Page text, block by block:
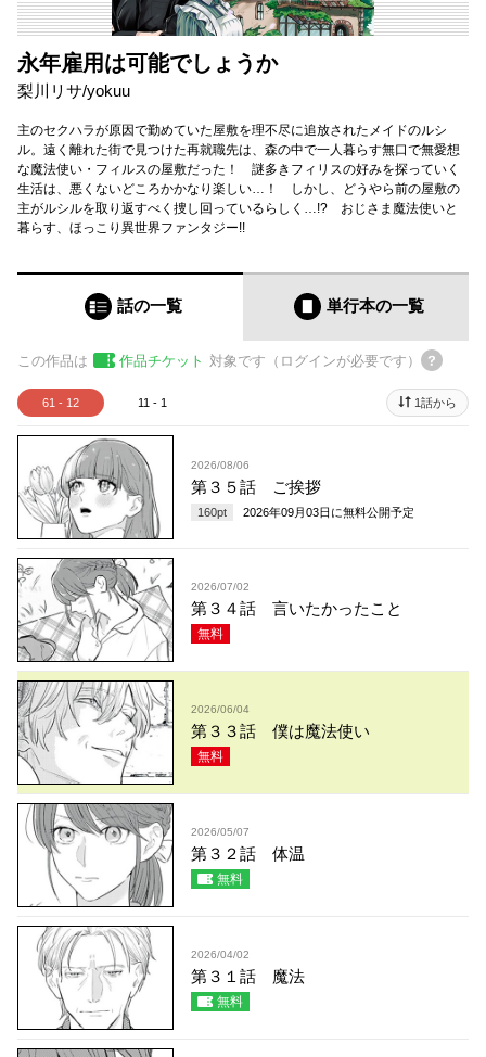
永年雇用は可能でしょうか
梨川リサ/yokuu
主のセクハラが原因で勤めていた屋敷を理不尽に追放されたメイドのルシ
ル。遠く離れた街で見つけた再就職先は、森の中で一人暮らす無口で無愛想
な魔法使い・フィルスの屋敷だった！ 謎多きフィリスの好みを探っていく
生活は、悪くないどころかかなり楽しい…！ しかし、どうやら前の屋敷の
主がルシルを取り返すべく捜し回っているらしく…!? おじさま魔法使いと
暮らす、ほっこり異世界ファンタジー!!
話の一覧 単行本の一覧
この作品は 作品チケット 対象です（ログインが必要です）
61 - 12 11 - 1 1話から
2026/08/06
第３５話 ご挨拶
160pt 2026年09月03日 に無料公開予定
2026/07/02
第３４話 言いたかったこと
無料
2026/06/04
第３３話 僕は魔法使い
無料
2026/05/07
第３２話 体温
無料
2026/04/02
第３１話 魔法
無料